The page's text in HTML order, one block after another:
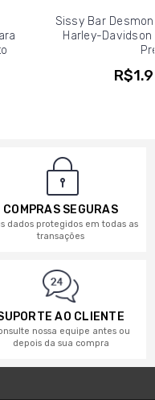
Sissy Bar
Harley-
COMPRAS SEGURAS
dados protegidos em todas as
transações
AO CLIENTE
nossa equipe antes ou
depois da sua compra